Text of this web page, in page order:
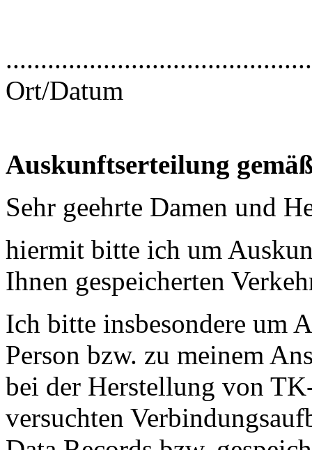
Ort/Datum
Auskunftserteilung
Sehr geehrte Damen und
hiermit bitte ich um
Ihnen gespeicherten
Ich bitte insbesondere um
Person bzw. zu meinem
bei der Herstellung von
versuchten